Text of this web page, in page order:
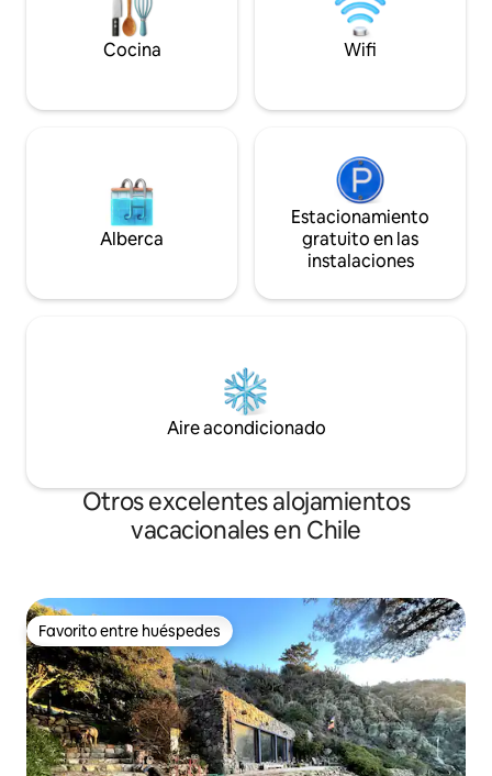
reconnect with
Cocina Wifi
Alberca
Estacionamiento
gratuito en las
instalaciones
Aire acondicionado
Otros excelentes alojamientos
vacacionales en Chile
Favorito entre huéspedes
Favorito entre huéspedes